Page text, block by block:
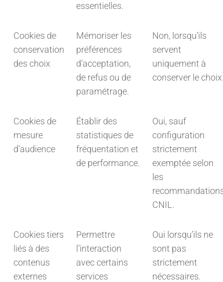
essentielles.
Cookies de
conservation
des choix
Mémoriser les
préférences
d’acceptation,
de refus ou de
paramétrage.
Non, lorsqu’ils
servent
uniquement à
conserver le
Cookies de
mesure
d’audience
Établir des
statistiques de
fréquentation et
de performance.
Oui, sauf
configuration
strictement
exemptée selon
les
CNIL.
Cookies tiers
liés à des
contenus
externes
Permettre
l’interaction
avec certains
services
Oui lorsqu’ils ne
sont pas
strictement
nécessaires.